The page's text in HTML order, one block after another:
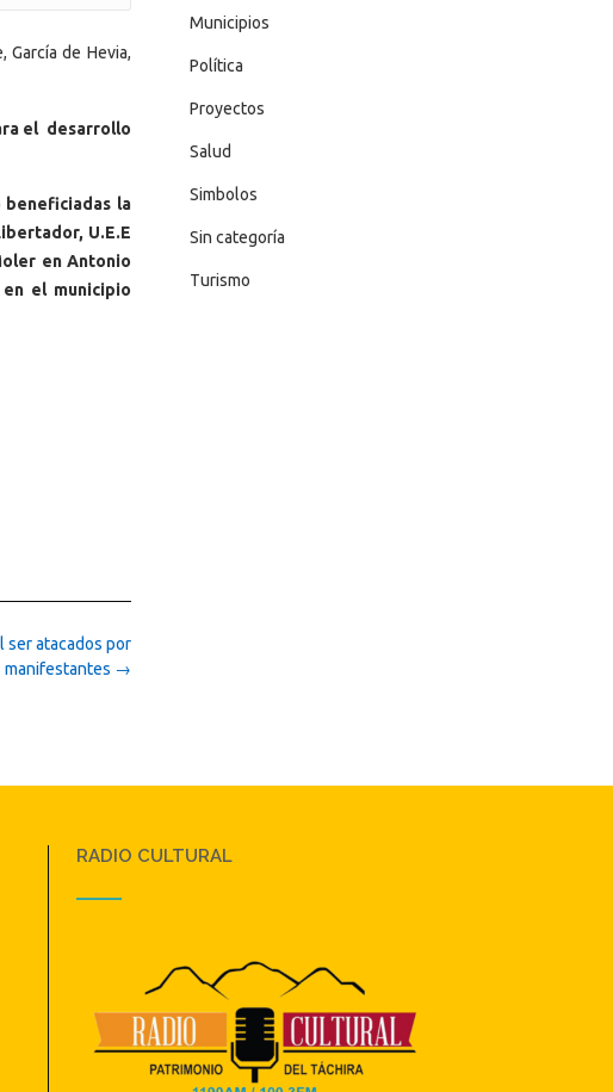
de Hevia,
el desarrollo
beneficiadas la
U.E.E
en Antonio
el municipio
ser atacados por
manifestantes →
Municipios
Política
Proyectos
Salud
Simbolos
Sin categoría
Turismo
RADIO CULTURAL